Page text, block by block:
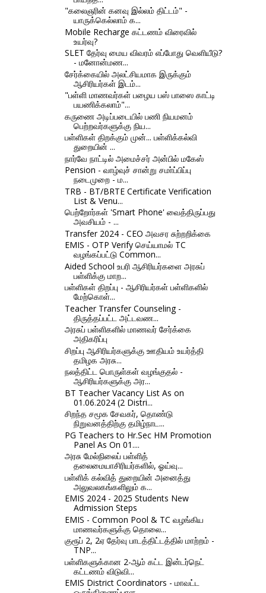
"கலைஞரின் கனவு இல்லம் திட்டம்" -
யாருக்கெல்லாம் க...
Mobile Recharge கட்டணம் விரைவில்
உயர்வு?
SLET தேர்வு மைய விவரம் எப்போது வெளியீடு?
- மனோன்மண...
சேர்க்கையில் அலட்சியமாக இருக்கும்
ஆசிரியர்கள் இடம்...
"பள்ளி மாணவர்கள் பழைய பஸ் பாஸை காட்டி
பயணிக்கலாம்"...
கருணை அடிப்படையில் பணி நியமனம்
பெற்றவர்களுக்கு நிய...
பள்ளிகள் திறக்கும் முன்... பள்ளிக்கல்வி
துறையின் ...
நார்வே நாட்டில் அமைச்சர் அன்பில் மகேஸ்
Pension - வாழ்வுச் சான்று சமா்ப்பிப்பு
நடைமுறை - ம...
TRB - BT/BRTE Certificate Verification
List & Venu...
பெற்றோர்கள் 'Smart Phone' வைத்திருப்பது
அவசியம் - ...
Transfer 2024 - CEO அவசர சுற்றறிக்கை
EMIS - OTP Verify செய்யாமல் TC
வழங்கப்பட்டு Common...
Aided School உபரி ஆசிரியர்களை அரசுப்
பள்ளிக்கு மாற...
பள்ளிகள் திறப்பு - ஆசிரியர்கள் பள்ளிகளில்
மேற்கொள்...
Teacher Transfer Counseling -
திருத்தப்பட்ட அட்டவண...
அரசுப் பள்ளிகளில் மாணவர் சேர்க்கை
அதிகரிப்பு
சிறப்பு ஆசிரியர்களுக்கு ஊதியம் உயர்த்தி
தமிழக அரசு...
நலத்திட்ட பொருள்கள் வழங்குதல் -
ஆசிரியர்களுக்கு அர...
BT Teacher Vacancy List As on
01.06.2024 (2 Distri...
சிறந்த சமூக சேவகர், தொண்டு
நிறுவனத்திற்கு தமிழ்நாட...
PG Teachers to Hr.Sec HM Promotion
Panel As On 01....
அரசு மேல்நிலைப் பள்ளித்
தலைமையாசிரியர்களில், ஓய்வு...
பள்ளிக் கல்வித் துறையின் அனைத்து
அலுவலகங்களிலும் க...
EMIS 2024 - 2025 Students New
Admission Steps
EMIS - Common Pool & TC வழங்கிய
மாணவர்களுக்கு தொலை...
குரூப் 2, 2ஏ தேர்வு பாடத்திட்டத்தில் மாற்றம் -
TNP...
பள்ளிகளுக்கான 2-ஆம் கட்ட இன்டர்நெட்
கட்டணம் விடுவி...
EMIS District Coordinators - மாவட்ட